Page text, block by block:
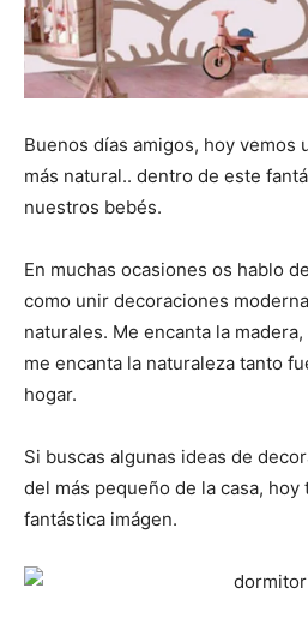
Buenos días amigos, hoy vemos
más natural.. dentro de este
nuestros bebés.
En muchas ocasiones os hablo
como unir decoraciones
naturales. Me encanta la
me encanta la naturaleza tanto
hogar.
Si buscas algunas ideas de
del más pequeño de la casa,
fantástica imágen.